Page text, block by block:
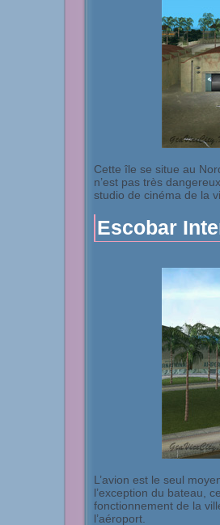
Cette île se situe au
n’est pas très
studio de cinéma de la
Escobar
L’avion est le seul
l’exception du bateau,
fonctionnement de la
l’aéroport.